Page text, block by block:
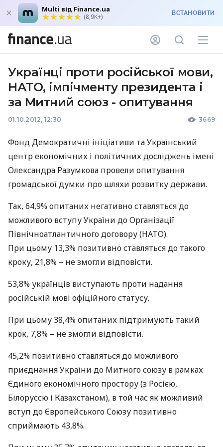
Multi від Finance.ua
(8,9K+) ВСТАНОВИТИ
Українці проти російської мови,
НАТО, імпічменту президента і
за Митний союз - опитування
01.10.2012, 12:30 3669
Фонд Демократичні ініціативи та Український
центр економічних і політичних досліджень імені
Олександра Разумкова провели опитування
громадської думки про шляхи розвитку держави.
Так, 64,9% опитаних негативно ставляться до
можливого вступу України до Організації
Північноатлантичного договору (НАТО).
При цьому 13,3% позитивно ставляться до такого
кроку, 21,8% – не змогли відповісти.
53,8% українців виступають проти надання
російській мові офіційного статусу.
При цьому 38,4% опитаних підтримують такий
крок, 7,8% – не змогли відповісти.
45,2% позитивно ставляться до можливого
приєднання України до Митного союзу в рамках
Єдиного економічного простору (з Росією,
Білоруссю і Казахстаном), в той час як можливий
вступ до Європейського Союзу позитивно
сприймають 43,8%.